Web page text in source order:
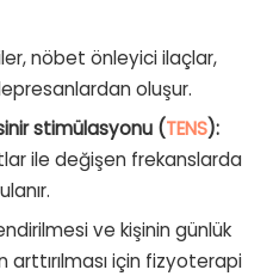
nöbet önleyici ilaçlar,
oluşur.
stimülasyonu (TENS):
ile değişen frekanslarda
ve kişinin günlük
arttırılması için fizyoterapi